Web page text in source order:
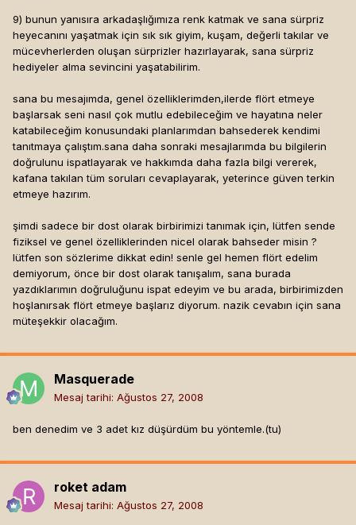
9) bunun yanısıra arkadaşlığımıza renk katmak ve sana sürpriz
heyecanını yaşatmak için sık sık giyim, kuşam, değerli takılar ve
mücevherlerden oluşan sürprizler hazırlayarak, sana sürpriz
hediyeler alma sevincini yaşatabilirim.
sana bu mesajımda, genel özelliklerimden,ilerde flört etmeye
başlarsak seni nasıl çok mutlu edebileceğim ve hayatına neler
katabileceğim konusundaki planlarımdan bahsederek kendimi
tanıtmaya çalıştım.sana daha sonraki mesajlarımda bu bilgilerin
doğrulunu ispatlayarak ve hakkımda daha fazla bilgi vererek,
kafana takılan tüm soruları cevaplayarak, yeterince güven terkin
etmeye hazırım.
şimdi sadece bir dost olarak birbirimizi tanımak için, lütfen sende
fiziksel ve genel özelliklerinden nicel olarak bahseder misin ?
lütfen son sözlerime dikkat edin! senle gel hemen flört edelim
demiyorum, önce bir dost olarak tanışalım, sana burada
yazdıklarımın doğruluğunu ispat edeyim ve bu arada, birbirimizden
hoşlanırsak flört etmeye başlarız diyorum. nazik cevabın için sana
müteşekkir olacağım.
Masquerade
Mesaj tarihi: Ağustos 27, 2008
ben denedim ve 3 adet kız düşürdüm bu yöntemle.(tu)
roket adam
Mesaj tarihi: Ağustos 27, 2008